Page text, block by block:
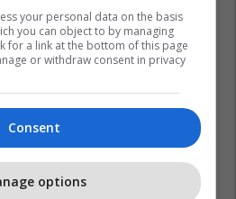
your personal data on the basis
you can object to by managing
for a link at the bottom of this page
or withdraw consent in privacy
Consent
options